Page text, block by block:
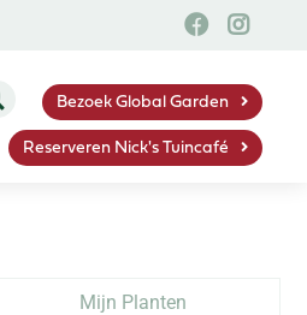
Bezoek Global Garden
Reserveren Nick's Tuincafé
Mijn Planten